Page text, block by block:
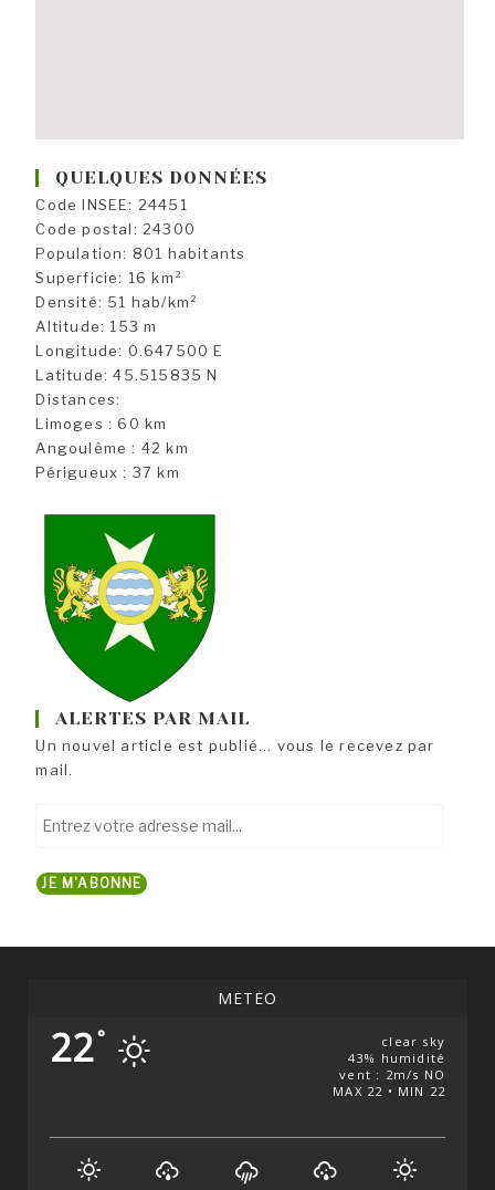
QUELQUES DONNÉES
Code INSEE: 24451
Code postal: 24300
Population: 801 habitants
Superficie: 16 km²
Densité: 51 hab/km²
Altitude: 153 m
Longitude: 0.647500 E
Latitude: 45.515835 N
Distances:
Limoges : 60 km
Angoulême : 42 km
Périgueux : 37 km
ALERTES PAR MAIL
Un nouvel article est publié... vous le recevez par
mail.
mail...
JE M'ABONNE
MÉTÉO
22°
clear sky
43% humidité
vent : 2m/s NO
MAX 22 • MIN 22